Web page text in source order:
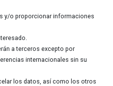
y/o proporcionar informaciones
a terceros excepto por
internacionales sin su
los datos, así como los otros